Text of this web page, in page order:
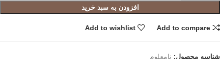
افزودن به سبد خرید
Add to compare
Add to wishlist
شناسه محصول: نامعلوم